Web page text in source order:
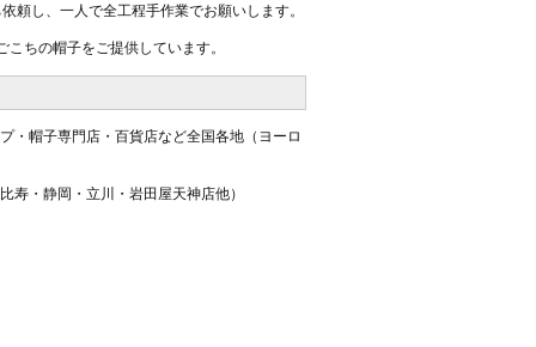
頼し、一人で全工程手作業でお願いします。
ちの帽子をご提供しています。
・帽子専門店・百貨店など全国各地（ヨーロ
寿・静岡・立川・岩田屋天神店他）